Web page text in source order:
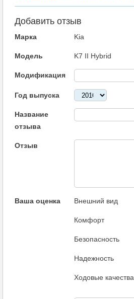
Добавить отзыв
Марка Kia
Модель K7 II Hybrid
Модификация
Год выпуска
Название
отзыва
Отзыв
Ваша оценка Внешний вид
Комфорт
Безопасность
Надежность
Ходовые качества